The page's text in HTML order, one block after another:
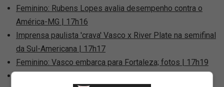
Feminino: Rubens Lopes avalia desempenho contra o
América-MG | 17h16
Imprensa paulista 'crava' Vasco x River Plate na semifinal
da Sul-Americana | 17h17
Feminino: Vasco embarca para Fortaleza; fotos | 17h19